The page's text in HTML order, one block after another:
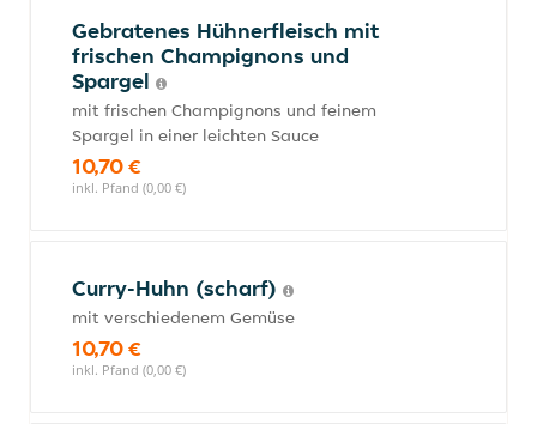
Gebratenes Hühnerfleisch mit
frischen Champignons und
Spargel
mit frischen Champignons und feinem
Spargel in einer leichten Sauce
10,70 €
inkl. Pfand (0,00 €)
Curry-Huhn (scharf)
mit verschiedenem Gemüse
10,70 €
inkl. Pfand (0,00 €)